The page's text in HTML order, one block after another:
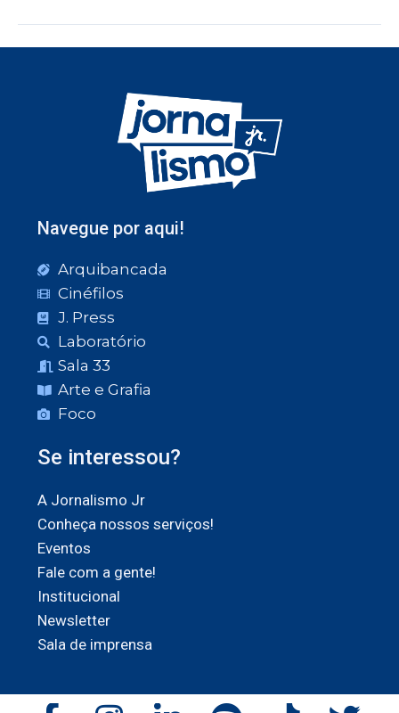
Navegue por aqui!
Arquibancada
Cinéfilos
J. Press
Laboratório
Sala 33
Arte e Grafia
Foco
Se interessou?
A Jornalismo Jr
Conheça nossos serviços!
Eventos
Fale com a gente!
Institucional
Newsletter
Sala de imprensa